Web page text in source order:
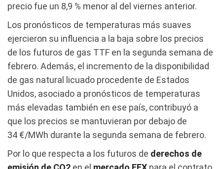
precio fue un 8,9 % menor al del viernes anterior.
Los pronósticos de temperaturas más suaves
ejercieron su influencia a la baja sobre los precios
de los futuros de gas TTF en la segunda semana de
febrero. Además, el incremento de la disponibilidad
de gas natural licuado procedente de Estados
Unidos, asociado a pronósticos de temperaturas
más elevadas también en ese país, contribuyó a
que los precios se mantuvieran por debajo de
34 €/MWh durante la segunda semana de febrero.
Por lo que respecta a los futuros de derechos de